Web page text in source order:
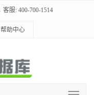
客服: 400-700-1514
帮助中心